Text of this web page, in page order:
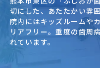
切にした、あたたかい雰
院内にはキッズルームや
リアフリー。重度の歯周
れています。